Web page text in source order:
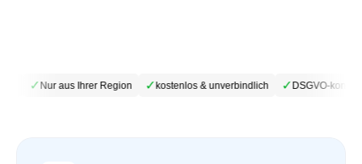
✓Nur aus Ihrer Region ✓kostenlos & unverbindlich ✓DSGVO-konform